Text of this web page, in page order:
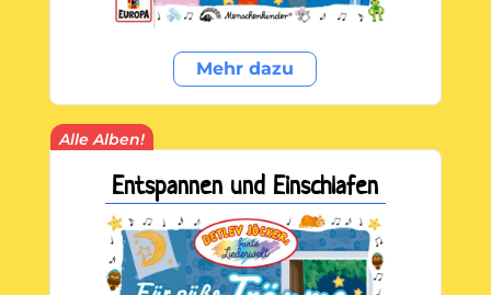
Mehr dazu
Alle Alben!
Entspannen und Einschlafen